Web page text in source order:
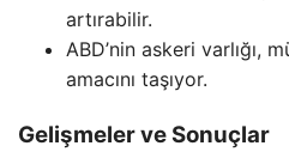
artırabilir.
ABD’nin askeri varlığı,
amacını taşıyor.
Gelişmeler ve Sonuçlar